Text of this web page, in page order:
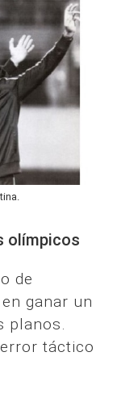
olímpicos
de
ganar un
planos.
táctico